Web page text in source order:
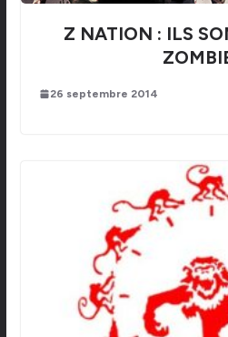
Z NATION : ILS
26 septembre 2014